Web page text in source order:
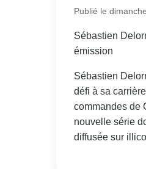
Publié le
Sébastien
émission
Sébastien
défi à sa
commandes de
nouvelle série
diffusée sur